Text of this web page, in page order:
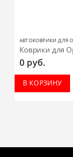
АВТОКОВРИКИ ДЛЯ
Коврики для
0 руб.
В КОРЗИНУ